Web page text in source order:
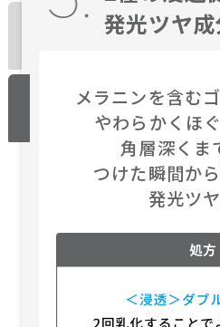
発光ツヤ
メラニンを含む
やわらかくほ
角層深くま
つけた瞬間か
発光ツ